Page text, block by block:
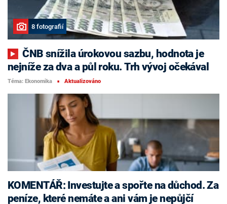
8 fotografií
ČNB snížila úrokovou sazbu, hodnota je
nejníže za dva a půl roku. Trh vývoj očekával
Téma: Ekonomika ■ Aktualizováno
KOMENTÁŘ: Investujte a spořte na důchod. Za
peníze, které nemáte a ani vám je nepůjčí